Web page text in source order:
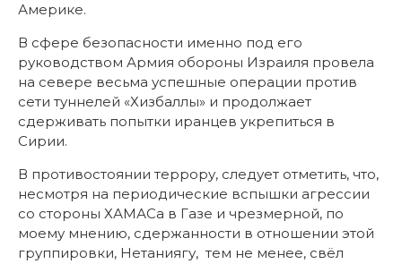
Америке.
В сфере безопасности именно под его
руководством Армия обороны Израиля провела
на севере весьма успешные операции против
сети туннелей «Хизбаллы» и продолжает
сдерживать попытки иранцев укрепиться в
Сирии.
В противостоянии террору, следует отметить, что,
несмотря на периодические вспышки агрессии
со стороны ХАМАСа в Газе и чрезмерной, по
моему мнению, сдержанности в отношении этой
группировки, Нетаниягу, тем не менее, свёл